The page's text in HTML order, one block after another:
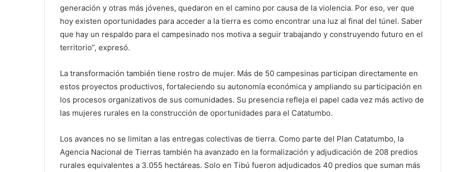
generación y otras más jóvenes, quedaron en el camino por causa de la violencia. Por eso, ver que
hoy existen oportunidades para acceder a la tierra es como encontrar una luz al final del túnel. Saber
que hay un respaldo para el campesinado nos motiva a seguir trabajando y construyendo futuro en el
territorio”, expresó.
La transformación también tiene rostro de mujer. Más de 50 campesinas participan directamente en
estos proyectos productivos, fortaleciendo su autonomía económica y ampliando su participación en
los procesos organizativos de sus comunidades. Su presencia refleja el papel cada vez más activo de
las mujeres rurales en la construcción de oportunidades para el Catatumbo.
Los avances no se limitan a las entregas colectivas de tierra. Como parte del Plan Catatumbo, la
Agencia Nacional de Tierras también ha avanzado en la formalización y adjudicación de 208 predios
rurales equivalentes a 3.055 hectáreas. Solo en Tibú fueron adjudicados 40 predios que suman más